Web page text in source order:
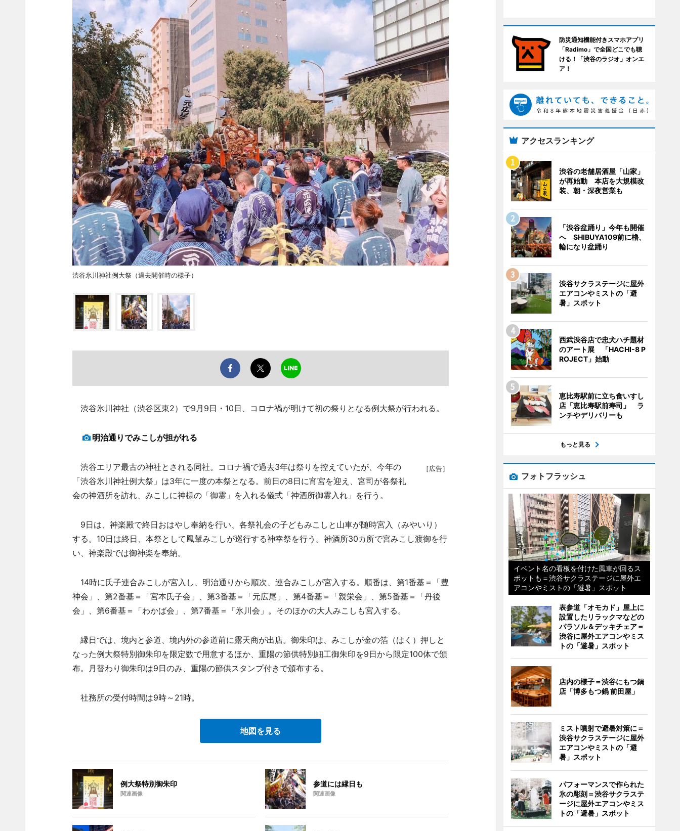
渋谷氷川神社例大祭（過去開催時の様子）
渋谷氷川神社（渋谷区東2）で9月9日・10日、コロナ禍が明けて初の祭りとなる例大祭が行われる。
明治通りでみこしが担がれる
［広告］
渋谷エリア最古の神社とされる同社。コロナ禍で過去3年は祭りを控えていたが、今年の
「渋谷氷川神社例大祭」は3年に一度の本祭となる。前日の8日に宵宮を迎え、宮司が各祭礼
会の神酒所を訪れ、みこしに神様の「御霊」を入れる儀式「神酒所御霊入れ」を行う。
9日は、神楽殿で終日おはやし奉納を行い、各祭礼会の子どもみこしと山車が随時宮入（みやいり）
する。10日は終日、本祭として鳳輦みこしが巡行する神幸祭を行う。神酒所30カ所で宮みこし渡御を行
い、神楽殿では御神楽を奉納。
14時に氏子連合みこしが宮入し、明治通りから順次、連合みこしが宮入する。順番は、第1番基＝「豊
神会」、第2番基＝「宮本氏子会」、第3番基＝「元広尾」、第4番基＝「親栄会」、第5番基＝「丹後
会」、第6番基＝「わかば会」、第7番基＝「氷川会」。そのほかの大人みこしも宮入する。
縁日では、境内と参道、境内外の参道前に露天商が出店。御朱印は、みこしが金の箔（はく）押しと
なった例大祭特別御朱印を限定数で用意するほか、重陽の節供特別細工御朱印を9日から限定100体で頒
布。月替わり御朱印は9日のみ、重陽の節供スタンプ付きで頒布する。
社務所の受付時間は9時～21時。
地図を見る
例大祭特別御朱印
関連画像
参道には縁日も
関連画像
防災通知機能付きスマホアプリ
「Radimo」で全国どこでも聴
ける！「渋谷のラジオ」オンエ
ア！
アクセスランキング
渋谷の老舗居酒屋「山家」
が再始動 本店を大規模改
装、朝・深夜営業も
「渋谷盆踊り」今年も開催
へ SHIBUYA109前に櫓、
輪になり盆踊り
渋谷サクラステージに屋外
エアコンやミストの「避
暑」スポット
西武渋谷店で忠犬ハチ題材
のアート展 「HACHI-8 P
ROJECT」始動
恵比寿駅前に立ち食いすし
店「恵比寿駅前寿司」 ラ
ンチやデリバリーも
もっと見る
フォトフラッシュ
イベント名の看板を付けた風車が回るス
ポットも＝渋谷サクラステージに屋外エ
アコンやミストの「避暑」スポット
表参道「オモカド」屋上に
設置したリラックマなどの
パラソル＆デッキチェア＝
渋谷に屋外エアコンやミス
トの「避暑」スポット
店内の様子＝渋谷にもつ鍋
店「博多もつ鍋 前田屋」
ミスト噴射で避暑対策に＝
渋谷サクラステージに屋外
エアコンやミストの「避
暑」スポット
パフォーマンスで作られた
氷の彫刻＝渋谷サクラステ
ージに屋外エアコンやミス
トの「避暑」スポット